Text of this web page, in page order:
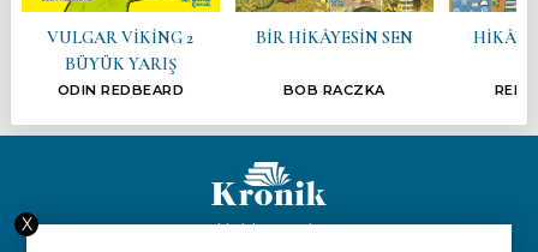
VULGAR VİKİNG 2
BÜYÜK YARIŞ
ODIN REDBEARD
BİR HİKÂYESİN SEN
BOB RACZKA
Hakkımızda
X